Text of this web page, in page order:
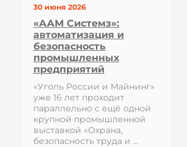
30 июня 2026
«ААМ Системз»:
автоматизация и
безопасность
промышленных
предприятий
«Уголь России и Майнинг»
уже 16 лет проходит
параллельно с ещё одной
крупной промышленной
выставкой «Охрана,
безопасность труда и ...